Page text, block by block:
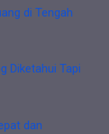
di Tengah
Diketahui Tapi
dan